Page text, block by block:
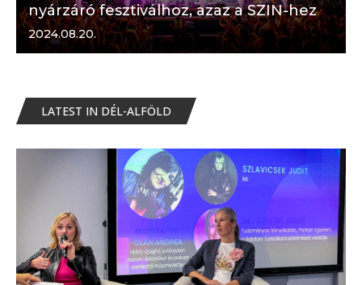
nyárzáró fesztiválhoz, azaz a SZIN-hez
2024.08.20.
LATEST IN DÉL-ALFÖLD